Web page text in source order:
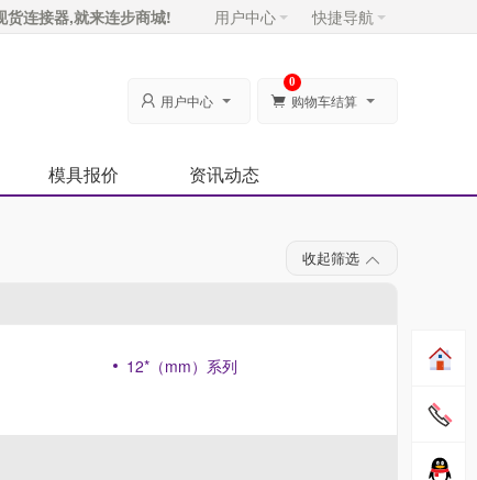
货连接器,就来连步商城! 用户中心 快捷导航
 用户中心  购物车结算
0
模具报价 资讯动态
收起筛选
12*（mm）系列